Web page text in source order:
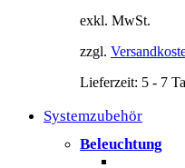
exkl. MwSt.
zzgl.
Lieferzeit: 5 - 7
Systemzubehör
Beleuchtung